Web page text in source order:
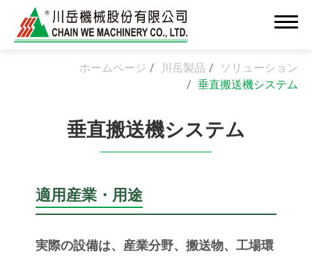
ホームページ 川岳製品
ソリューション
垂直搬送機システム
垂直搬送機システム
適用産業・用途
実際の設備は、産業分野、搬送物、工場環
会社情報
高付加価値OEM/ODM製造
ソリューション